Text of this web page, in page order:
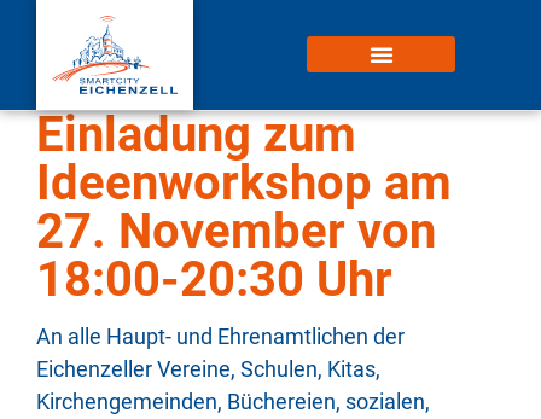
Einladung zum
Ideenworkshop am
27. November von
18:00-20:30 Uhr
An alle Haupt- und Ehrenamtlichen der
Eichenzeller Vereine, Schulen, Kitas,
Kirchengemeinden, Büchereien, sozialen,